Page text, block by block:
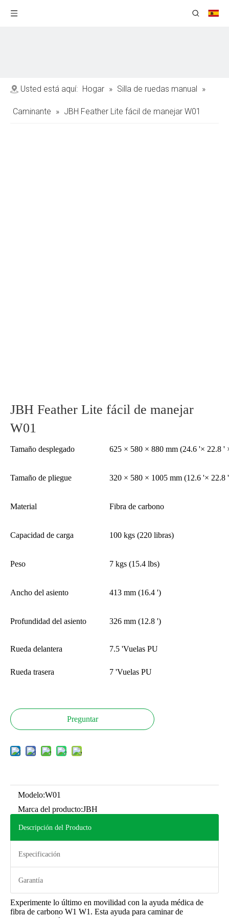
Usted está aquí: Hogar » Silla de ruedas manual »
Caminante » JBH Feather Lite fácil de manejar W01
JBH Feather Lite fácil de manejar
W01
Tamaño desplegado 625 × 580 × 880 mm (24.6 '× 22.8 '
Tamaño de pliegue 320 × 580 × 1005 mm (12.6 '× 22.8
Material Fibra de carbono
Capacidad de carga 100 kgs (220 libras)
Peso 7 kgs (15.4 lbs)
Ancho del asiento 413 mm (16.4 ')
Profundidad del asiento 326 mm (12.8 ')
Rueda delantera 7.5 'Vuelas PU
Rueda trasera 7 'Vuelas PU
Preguntar
Modelo:W01
Marca del producto:JBH
Descripción del Producto
Especificación
Garantía
Experimente lo último en movilidad con la ayuda médica de
fibra de carbono W1 W1. Esta ayuda para caminar de